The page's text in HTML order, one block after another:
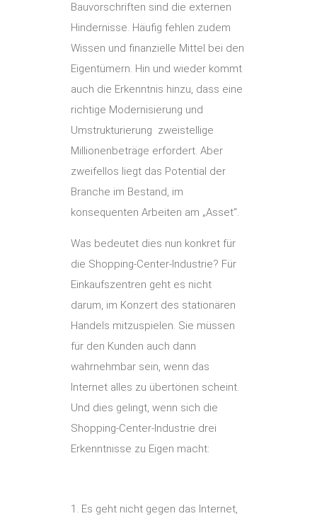
Bauvorschriften sind die externen
Hindernisse. Häufig fehlen zudem
Wissen und finanzielle Mittel bei den
Eigentümern. Hin und wieder kommt
auch die Erkenntnis hinzu, dass eine
richtige Modernisierung und
Umstrukturierung zweistellige
Millionenbeträge erfordert. Aber
zweifellos liegt das Potential der
Branche im Bestand, im
konsequenten Arbeiten am „Asset“.
Was bedeutet dies nun konkret für
die Shopping-Center-Industrie? Für
Einkaufszentren geht es nicht
darum, im Konzert des stationären
Handels mitzuspielen. Sie müssen
für den Kunden auch dann
wahrnehmbar sein, wenn das
Internet alles zu übertönen scheint.
Und dies gelingt, wenn sich die
Shopping-Center-Industrie drei
Erkenntnisse zu Eigen macht:
Es geht nicht gegen das Internet,